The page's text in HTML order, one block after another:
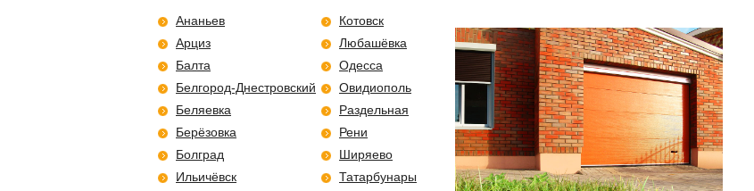
Ананьев
Арциз
Балта
Белгород-Днестровский
Беляевка
Берёзовка
Болград
Ильичёвск
Котовск
Любашёвка
Одесса
Овидиополь
Раздельная
Рени
Ширяево
Татарбунары